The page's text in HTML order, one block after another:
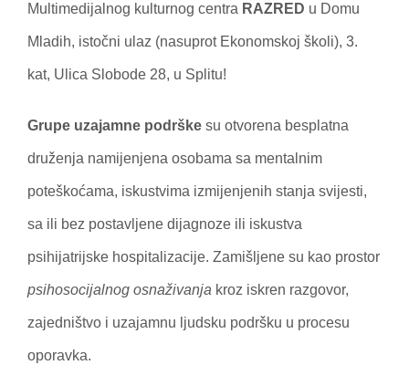
Multimedijalnog kulturnog centra RAZRED u Domu
Mladih, istočni ulaz (nasuprot Ekonomskoj školi), 3.
kat, Ulica Slobode 28, u Splitu!
Grupe uzajamne podrške su otvorena besplatna
druženja namijenjena osobama sa mentalnim
poteškoćama, iskustvima izmijenjenih stanja svijesti,
sa ili bez postavljene dijagnoze ili iskustva
psihijatrijske hospitalizacije. Zamišljene su kao prostor
psihosocijalnog osnaživanja kroz iskren razgovor,
zajedništvo i uzajamnu ljudsku podršku u procesu
oporavka.